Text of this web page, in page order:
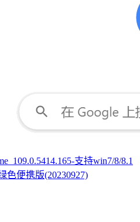
支持win7/8/8.1
色便携版(20230927)